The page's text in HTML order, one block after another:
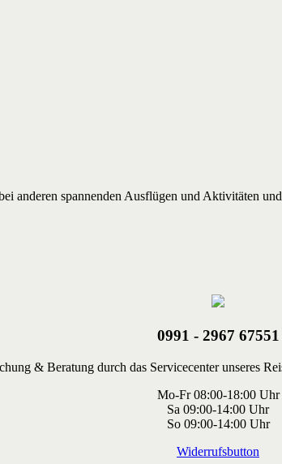
anderen spannenden Ausflügen und Aktivitäten
0991 - 2967 67551
& Beratung durch das Servicecenter unseres
Mo-Fr 08:00-18:00 Uhr
Sa 09:00-14:00 Uhr
So 09:00-14:00 Uhr
Widerrufsbutton